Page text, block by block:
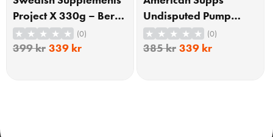
Project X 330g – Berry
Blaster
(0)
399kr 339 kr
Undisputed Pump
Booster Raspberry
510g
(0)
385kr 339 kr